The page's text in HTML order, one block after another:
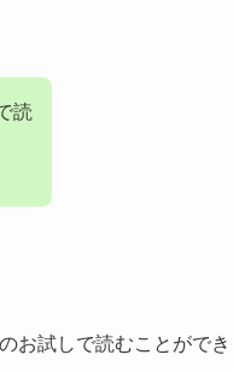
読
お試しで読むことができ